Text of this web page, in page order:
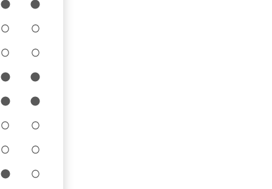
10
11
10
11
10
11
10
11
10
11
10
11
10
11
10
11